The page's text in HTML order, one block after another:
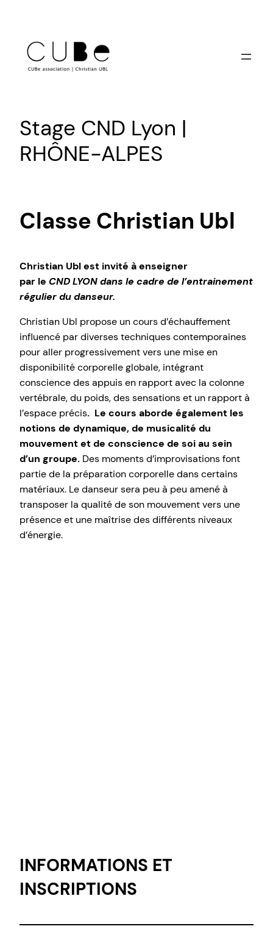
contenu
Stage CND Lyon |
RHÔNE-ALPES
Classe Christian Ubl
Christian Ubl est invité à enseigner
par le CND LYON dans le cadre de l’entrainement
régulier du danseur.
Christian Ubl propose un cours d’échauffement
influencé par diverses techniques contemporaines
pour aller progressivement vers une mise en
disponibilité corporelle globale, intégrant
conscience des appuis en rapport avec la colonne
vertébrale, du poids, des sensations et un rapport à
l’espace précis. Le cours aborde également les
notions de dynamique, de musicalité du
mouvement et de conscience de soi au sein
d’un groupe. Des moments d’improvisations font
partie de la préparation corporelle dans certains
matériaux. Le danseur sera peu à peu amené à
transposer la qualité de son mouvement vers une
présence et une maîtrise des différents niveaux
d’énergie.
INFORMATIONS ET
INSCRIPTIONS